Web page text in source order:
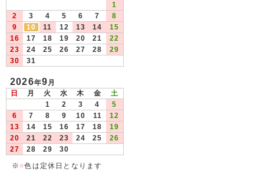
1
2
3 4 5 6 7
8
9
10 11 12 13 14
15
16
17 18 19 20 21
22
23
24 25 26 27 28
29
30
31
2026年9月
日
月 火 水 木 金
土
1
2 3 4
5
6
7 8 9 10 11
12
13
14 15 16 17 18
19
20
21 22 23 24 25
26
27
28 29
30
※ ■色は定休日となります